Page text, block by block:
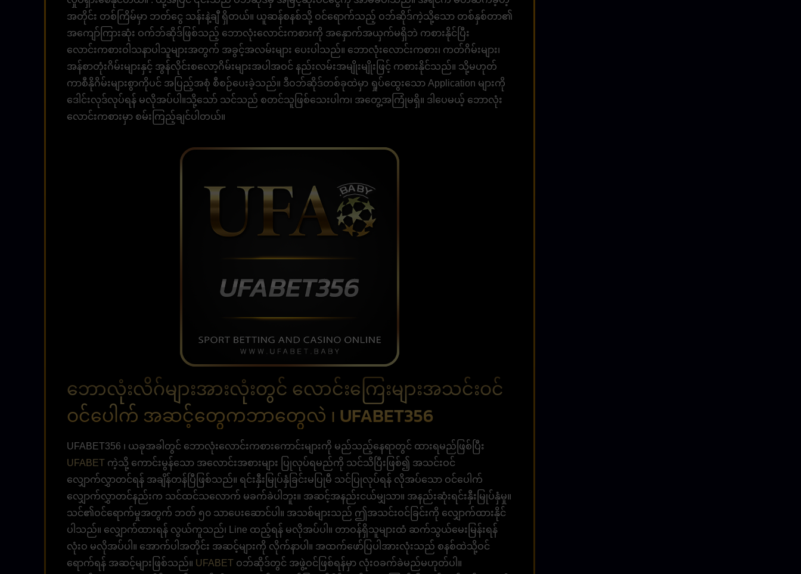
အတိုင်း တစ်ကြိမ်မှာ ဘတ်ငွေ သန်းနဲ့ချီ ရှိတယ်။ ယူဆန်စနစ်သို့ ဝင်ရောက်သည့် ဝဘ်ဆိုဒ်ကဲ့သို့သော တစ်နှစ်တာ၏
အကျော်ကြားဆုံး ဝက်ဘ်ဆိုဒ်ဖြစ်သည့် ဘောလုံးလောင်းကစားကို အနှောက်အယှက်မရှိဘဲ ကစားနိုင်ပြီး
လောင်းကစားဝါသနာပါသူများအတွက် အခွင့်အလမ်းများ ပေးပါသည်။ ဘောလုံးလောင်းကစား၊ ကတ်ဂိမ်းများ၊
အန်စာတုံးဂိမ်းများနှင့် အွန်လိုင်းစလော့ဂိမ်းများအပါအဝင် နည်းလမ်းအမျိုးမျိုးဖြင့် ကစားနိုင်သည်။ သို့မဟုတ်
ကာစီနိုဂိမ်းများစွာကိုပင် အပြည့်အစုံ စီစဉ်ပေးခဲ့သည်။ ဒီဝဘ်ဆိုဒ်တစ်ခုထဲမှာ ရှုပ်ထွေးသော Application များကို
ဒေါင်းလုဒ်လုပ်ရန် မလိုအပ်ပါ။သို့သော် သင်သည် စတင်သူဖြစ်သေးပါက၊ အတွေ့အကြုံမရှိ။ ဒါပေမယ့် ဘောလုံး
လောင်းကစားမှာ စမ်းကြည့်ချင်ပါတယ်။
ဘောလုံးလိဂ်များအားလုံးတွင် လောင်းကြေးများအသင်းဝင်
ဝင်ပေါက် အဆင့်တွေကဘာတွေလဲ ၊ UFABET356
UFABET356 ၊ ယခုအခါတွင် ဘောလုံးလောင်းကစားကောင်းများကို မည်သည့်နေရာတွင် ထားရမည်ဖြစ်ပြီး
UFABET ကဲ့သို့ ကောင်းမွန်သော အလောင်းအစားများ ပြုလုပ်ရမည်ကို သင်သိပြီးဖြစ်၍ အသင်းဝင်
လျှောက်လွှာတင်ရန် အချိန်တန်ပြီဖြစ်သည်။ ရင်းနှီးမြုပ်နှံခြင်းမပြုမီ သင်ပြုလုပ်ရန် လိုအပ်သော ဝင်ပေါက်
လျှောက်လွှာတင်နည်းက သင်ထင်သလောက် မခက်ခဲပါဘူး။ အဆင့်အနည်းငယ်မျှသာ။ အနည်းဆုံးရင်းနှီးမြုပ်နှံမှု။
သင်၏ဝင်ရောက်မှုအတွက် ဘတ် ၅၀ သာပေးဆောင်ပါ။ အသစ်များသည် ဤအသင်းဝင်ခြင်းကို လျှောက်ထားနိုင်
ပါသည်။ လျှောက်ထားရန် လွယ်ကူသည်၊ Line ထည့်ရန် မလိုအပ်ပါ။ တာဝန်ရှိသူများထံ ဆက်သွယ်မေးမြန်းရန်
လုံးဝ မလိုအပ်ပါ။ အောက်ပါအတိုင်း အဆင့်များကို လိုက်နာပါ။ အထက်ဖော်ပြပါအားလုံးသည် စနစ်ထဲသို့ဝင်
ရောက်ရန် အဆင့်များဖြစ်သည်။ UFABET ဝဘ်ဆိုဒ်တွင် အဖွဲ့ဝင်ဖြစ်ရန်မှာ လုံးဝခက်ခဲမည်မဟုတ်ပါ။